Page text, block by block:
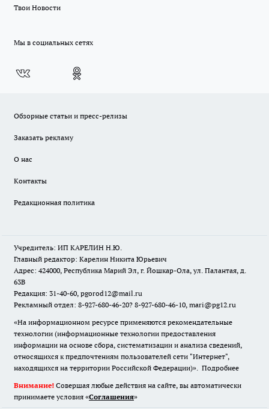
Твои Новости
Мы в социальных сетях
Обзорные статьи и пресс-релизы
Заказать рекламу
О нас
Контакты
Редакционная политика
Учредитель: ИП КАРЕЛИН Н.Ю.
Главный редактор: Карелин Никита Юрьевич
Адрес: 424000, Республика Марий Эл, г. Йошкар-Ола, ул. Палантая, д.
63В
Редакция: 31-40-60, pgorod12@mail.ru
Рекламный отдел: 8-927-680-46-20? 8-927-680-46-10, mari@pg12.ru
«На информационном ресурсе применяются рекомендательные
технологии (информационные технологии предоставления
информации на основе сбора, систематизации и анализа сведений,
относящихся к предпочтениям пользователей сети "Интернет",
находящихся на территории Российской Федерации)». Подробнее
Внимание! Совершая любые действия на сайте, вы автоматически
принимаете условия «Cоглашения»